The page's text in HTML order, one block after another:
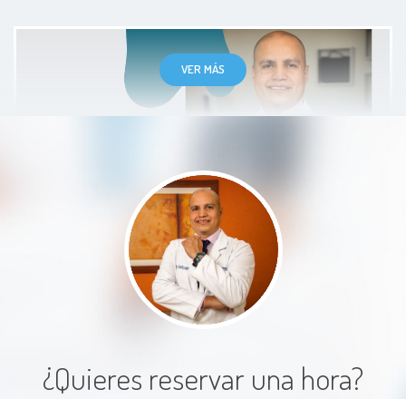
El Doctor es excelente el trato con
con mi esposo igual siempre muy
profesional la verdad lo súper
recomiendo
Paciente
VER MÁS
¿Quieres reservar una hora?